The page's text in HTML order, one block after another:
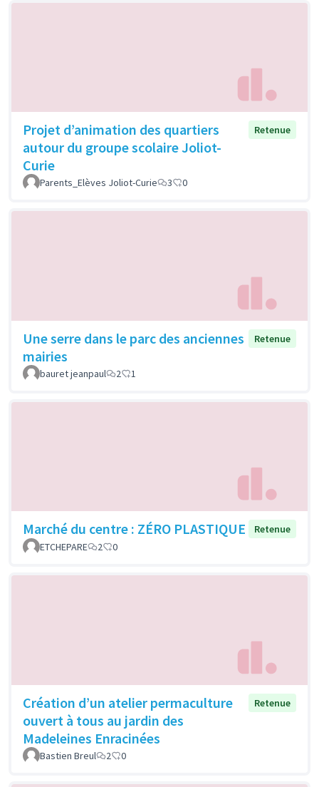
Projet d’animation des quartiers
autour du groupe scolaire Joliot-
Curie
Retenue
Parents_Elèves Joliot-Curie 3 0
Une serre dans le parc des anciennes
mairies
Retenue
bauret jeanpaul 2 1
Marché du centre : ZÉRO PLASTIQUE
Retenue
ETCHEPARE
2 0
Création d’un atelier permaculture
ouvert à tous au jardin des
Madeleines Enracinées
Retenue
Bastien Breul 2 0